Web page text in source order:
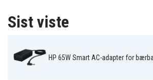
Spesifikasjoner:
Type:Laptop-lader / AC-adapter
Sist viste
HP 65W Smart AC-adapter for